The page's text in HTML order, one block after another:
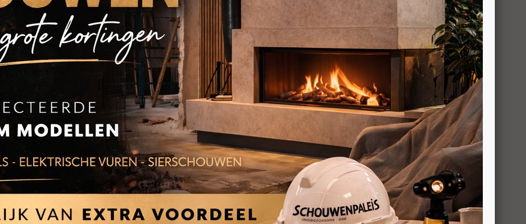
Prijsklasse 4: Nayont, Albus.
Prijsklasse 5: Beauval, Beauvallon, Bretignac, Bretigny, Combe Brune, Dourdogne, Nayont, Rosa
Portugal,Tarra.
Prijsklasse 6: Belgisch Hardsteen, Verde Macael. Blanco Macael (prijs op aanvraag).
De prijzen voor de vloerplaat zijn als volgt:
Prijsklasse 1: € 425,-
Prijsklasse 2: € 468,-
Prijsklasse 3: € 489,-
Prijsklasse 4: € 510,-
Prijsklasse 5: € 545,-
Prijsklasse 6: € 565,-
De prijzen voor de tegelwand zijn als volgt:
Prijsklasse 1: € 250,-
Prijsklasse 2: € 275,-
Prijsklasse 3: € 288,-
Prijsklasse 4: € 300,-
Prijsklasse 5: € 320,-
Prijsklasse 6: € 330,-